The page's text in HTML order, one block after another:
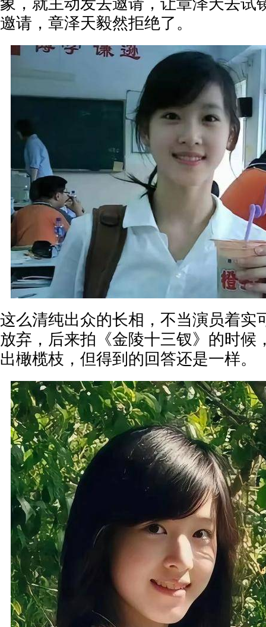
象，就主动发去邀请，让章泽天去试
邀请，章泽天毅然拒绝了。
这么清纯出众的长相，不当演员着实
放弃，后来拍《金陵十三钗》的时候
出橄榄枝，但得到的回答还是一样。